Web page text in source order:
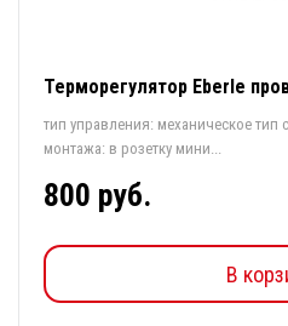
Терморегулятор Eberle
тип управления: механическое
монтажа: в розетку мини...
800 руб.
В